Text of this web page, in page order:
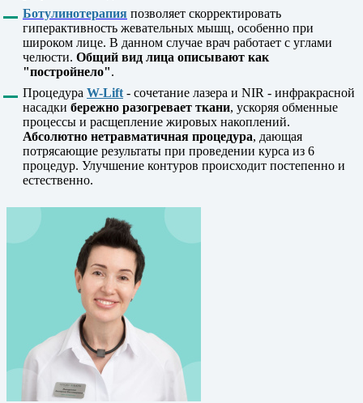
Ботулинотерапия позволяет скорректировать
гиперактивность жевательных мышц, особенно при
широком лице. В данном случае врач работает с углами
челюсти. Общий вид лица описывают как
"постройнело".
Процедура W-Lift - сочетание лазера и NIR - инфракрасной
насадки бережно разогревает ткани, ускоряя обменные
процессы и расщепление жировых накоплений.
Абсолютно нетравматичная процедура, дающая
потрясающие результаты при проведении курса из 6
процедур. Улучшение контуров происходит постепенно и
естественно.